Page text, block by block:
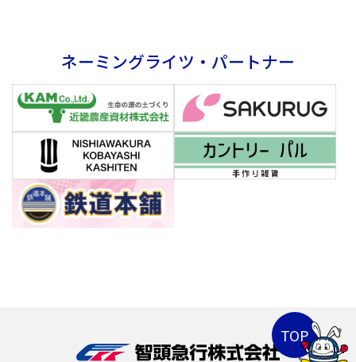
ネーミングライツ・パートナー